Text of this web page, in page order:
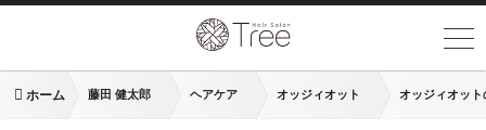
ホーム 藤田 健太郎 ヘアケア オッジィオット オッジィオッ